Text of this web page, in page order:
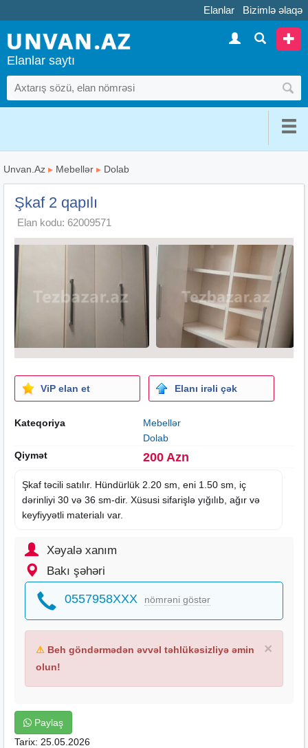
Elanlar Bizimlə əlaqə
Elanlar saytı
Unvan.Az ▸ Mebellər ▸ Dolab
Şkaf 2 qapılı
Elan kodu: 62009571
ViP elan et Elanı irəli çək
Kateqoriya
Mebellər
Dolab
Qiymət
200 Azn
Şkaf təcili satılır. Hündürlük 2.20 sm, eni 1.50 sm, iç
dərinliyi 30 və 36 sm-dir. Xüsusi sifarişlə yığılıb, ağır və
keyfiyyətli materialı var.
Xəyalə xanım
Bakı şəhəri
0557958XXX nömrəni göstər
×
⚠ Beh göndərmədən əvvəl təhlükəsizliyə əmin
olun!
Paylaş
Tarix: 25.05.2026